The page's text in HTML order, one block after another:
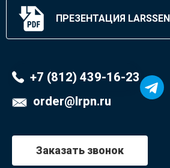
ПРЕЗЕНТАЦИЯ LARSSEN
+7 (812) 439-16-23
order@lrpn.ru
Заказать звонок